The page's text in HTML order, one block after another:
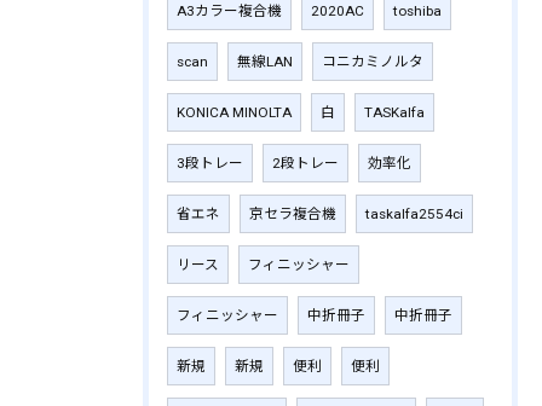
A3カラー複合機 2020AC toshiba
scan 無線LAN コニカミノルタ
KONICA MINOLTA 白 TASKalfa
3段トレー 2段トレー 効率化
省エネ 京セラ複合機 taskalfa2554ci
リース フィニッシャー
フィニッシャー 中折冊子 中折冊子
新規 新規 便利 便利